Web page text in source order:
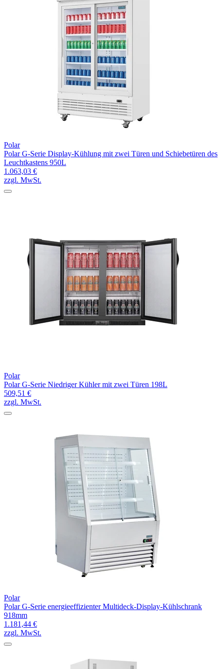
Polar
Polar G-Serie Display-Kühlung mit zwei Türen und Schiebetüren des
Leuchtkastens 950L
1.063,03 €
zzgl. MwSt.
Polar
Polar G-Serie Niedriger Kühler mit zwei Türen 198L
509,51 €
zzgl. MwSt.
Polar
Polar G-Serie energieeffizienter Multideck-Display-Kühlschrank
918mm
1.181,44 €
zzgl. MwSt.